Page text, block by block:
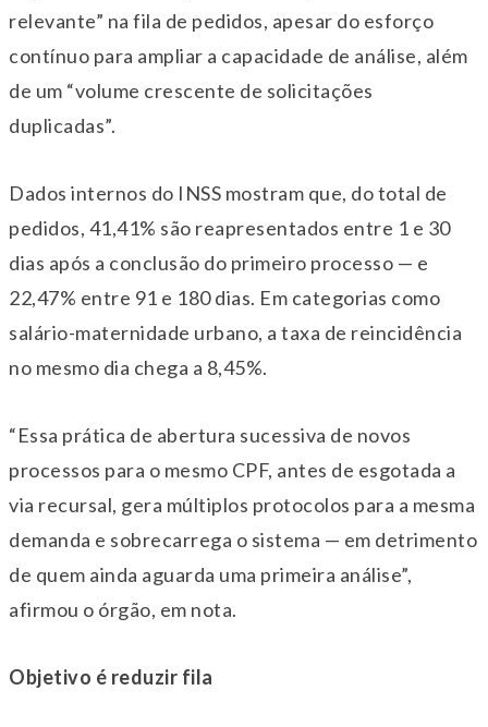
relevante” na fila de pedidos, apesar do esforço
contínuo para ampliar a capacidade de análise, além
de um “volume crescente de solicitações
duplicadas”.
Dados internos do INSS mostram que, do total de
pedidos, 41,41% são reapresentados entre 1 e 30
dias após a conclusão do primeiro processo — e
22,47% entre 91 e 180 dias. Em categorias como
salário-maternidade urbano, a taxa de reincidência
no mesmo dia chega a 8,45%.
“Essa prática de abertura sucessiva de novos
processos para o mesmo CPF, antes de esgotada a
via recursal, gera múltiplos protocolos para a mesma
demanda e sobrecarrega o sistema — em detrimento
de quem ainda aguarda uma primeira análise”,
afirmou o órgão, em nota.
Objetivo é reduzir fila